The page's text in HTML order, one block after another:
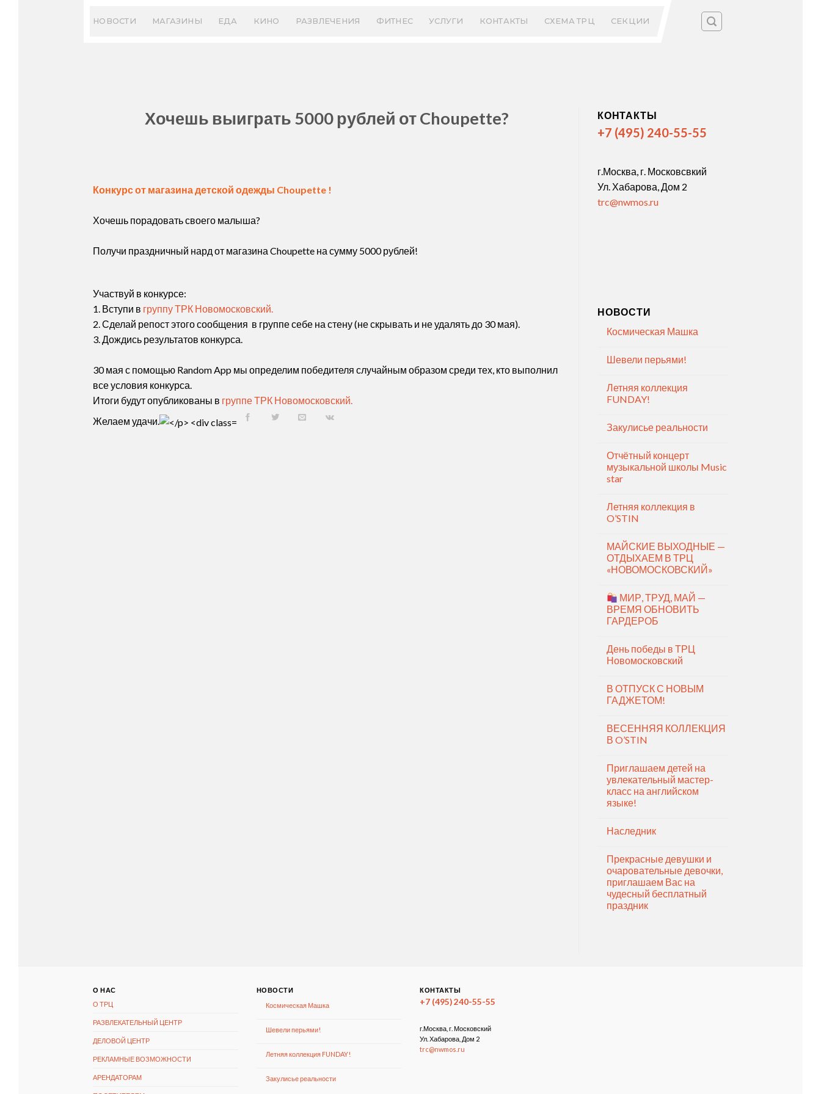
НОВОСТИ МАГАЗИНЫ ЕДА КИНО РАЗВЛЕЧЕНИЯ ФИТНЕС УСЛУГИ КОНТАКТЫ СХЕМА ТРЦ СЕКЦИИ
Хочешь выиграть 5000 рублей от Choupette?
Конкурс от магазина детской одежды Choupette !
Хочешь порадовать своего малыша?
Получи праздничный нард от магазина Choupette на сумму 5000 рублей!
Участвуй в конкурсе:
1. Вступи в группу ТРК Новомосковский.
2. Сделай репост этого сообщения в группе себе на стену (не скрывать и не удалять до 30 мая).
3. Дождись результатов конкурса.
30 мая с помощью Random App мы определим победителя случайным образом среди тех, кто выполнил
все условия конкурса.
Итоги будут опубликованы в группе ТРК Новомосковский.
Желаем удачи.
КОНТАКТЫ
+7 (495) 240-55-55
г.Москва, г. Московсвкий
Ул. Хабарова, Дом 2
trc@nwmos.ru
НОВОСТИ
Космическая Машка
Шевели перьями!
Летняя коллекция
FUNDAY!
Закулисье реальности
Отчётный концерт
музыкальной школы Music
star
Летняя коллекция в
O’STIN
МАЙСКИЕ ВЫХОДНЫЕ —
ОТДЫХАЕМ В ТРЦ
«НОВОМОСКОВСКИЙ»
МИР, ТРУД, МАЙ —
ВРЕМЯ ОБНОВИТЬ
ГАРДЕРОБ
День победы в ТРЦ
Новомосковский
В ОТПУСК С НОВЫМ
ГАДЖЕТОМ!
ВЕСЕННЯЯ КОЛЛЕКЦИЯ
В O’STIN
Приглашаем детей на
увлекательный мастер-
класс на английском
языке!
Наследник
Прекрасные девушки и
очаровательные девочки,
приглашаем Вас на
чудесный бесплатный
праздник
О НАС
О ТРЦ
РАЗВЛЕКАТЕЛЬНЫЙ ЦЕНТР
ДЕЛОВОЙ ЦЕНТР
РЕКЛАМНЫЕ ВОЗМОЖНОСТИ
АРЕНДАТОРАМ
НОВОСТИ
Космическая Машка
Шевели перьями!
Летняя коллекция FUNDAY!
Закулисье реальности
КОНТАКТЫ
+7 (495) 240-55-55
г.Москва, г. Московский
Ул. Хабарова, Дом 2
trc@nwmos.ru